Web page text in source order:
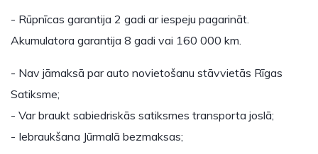
- Rūpnīcas garantija 2 gadi ar iespeju pagarināt.
Akumulatora garantija 8 gadi vai 160 000 km.
- Nav jāmaksā par auto novietošanu stāvvietās Rīgas
Satiksme;
- Var braukt sabiedriskās satiksmes transporta joslā;
- Iebraukšana Jūrmalā bezmaksas;